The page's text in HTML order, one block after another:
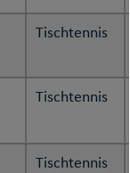
Tischtennis
Tischtennis
Tischtennis